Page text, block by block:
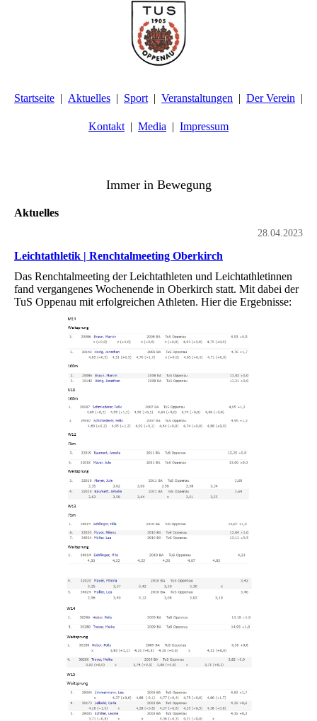
Startseite Aktuelles Sport Veranstaltungen Der Verein
Kontakt Media Impressum
Immer in Bewegung
Aktuelles
28.04.2023
Leichtathletik | Renchtalmeeting Oberkirch
Das Renchtalmeeting der Leichtathleten und Leichtathletinnen
fand vergangenes Wochenende in Oberkirch statt. Mit dabei der
TuS Oppenau mit erfolgreichen Athleten. Hier die Ergebnisse: